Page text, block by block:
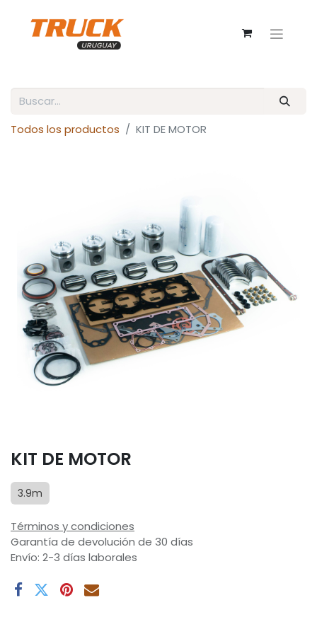
Todos los productos KIT DE MOTOR
KIT DE MOTOR
3.9m
Términos y condiciones
Garantía de devolución de 30 días
Envío: 2-3 días laborales